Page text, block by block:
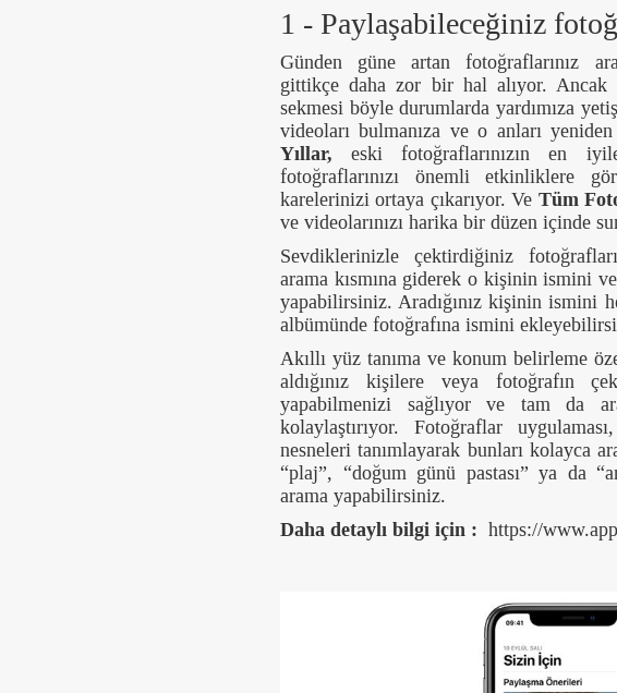
1 - Paylaşabileceğiniz
Günden güne artan fotoğraflarınız
gittikçe daha zor bir hal alıyor. Ancak
sekmesi böyle durumlarda yardımıza
videoları bulmanıza ve o anları yeniden
Yıllar, eski fotoğraflarınızın en
fotoğraflarınızı önemli etkinliklere
karelerinizi ortaya çıkarıyor. Ve Tüm
ve videolarınızı harika bir düzen içinde
Sevdiklerinizle çektirdiğiniz
arama kısmına giderek o kişinin ismini
yapabilirsiniz. Aradığınız kişinin ismini
albümünde fotoğrafına ismini
Akıllı yüz tanıma ve konum belirleme
aldığınız kişilere veya fotoğrafın
yapabilmenizi sağlıyor ve tam da
kolaylaştırıyor. Fotoğraflar
nesneleri tanımlayarak bunları kolayca
“plaj”, “doğum günü pastası” ya da
arama yapabilirsiniz.
Daha detaylı bilgi için : https://